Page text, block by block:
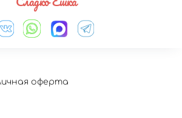
оферта